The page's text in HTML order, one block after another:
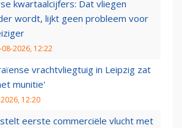
kwartaalcijfers: Dat vliegen
wordt, lijkt geen probleem voor
08-2026, 12:22
vrachtvliegtuig in Leipzig zat
munitie'
12:20
eerste commerciële vlucht met